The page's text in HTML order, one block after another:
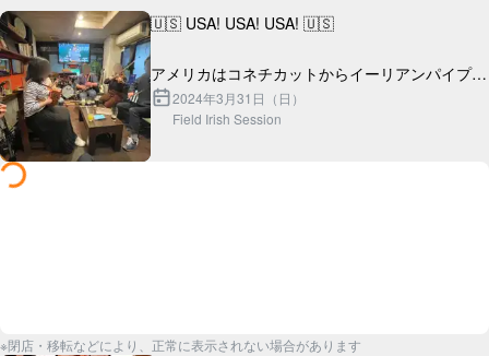
🇺🇸 USA! USA! USA! 🇺🇸
アメリカはコネチカットからイーリアンパイプ奏
者のナイスなクールガイ、ジョナサンがやってき
た！
2024年3月31日（日）
Field Irish Session
※閉店・移転などにより、正常に表示されない場合があります